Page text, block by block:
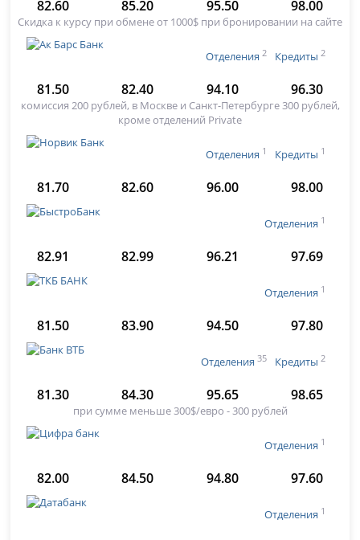
82.60 85.20 95.50 98.00
Скидка к курсу при обмене от 1000$ при бронировании на сайте
Отделения 2 Кредиты 2
81.50 82.40 94.10 96.30
комиссия 200 рублей, в Москве и Санкт-Петербурге 300 рублей,
кроме отделений Private
Отделения 1 Кредиты 1
81.70 82.60 96.00 98.00
Отделения 1
82.91 82.99 96.21 97.69
Отделения 1
81.50 83.90 94.50 97.80
Отделения 35 Кредиты 2
81.30 84.30 95.65 98.65
при сумме меньше 300$/евро - 300 рублей
Отделения 1
82.00 84.50 94.80 97.60
Отделения 1